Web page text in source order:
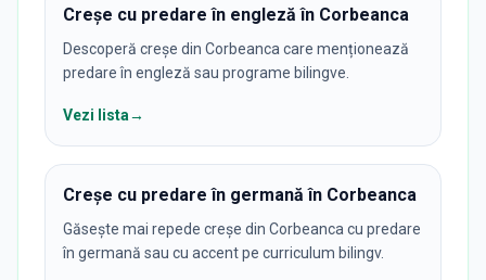
Creșe cu predare în engleză în Corbeanca
Descoperă creșe din Corbeanca care menționează
predare în engleză sau programe bilingve.
Vezi lista→
Creșe cu predare în germană în Corbeanca
Găsește mai repede creșe din Corbeanca cu predare
în germană sau cu accent pe curriculum bilingv.